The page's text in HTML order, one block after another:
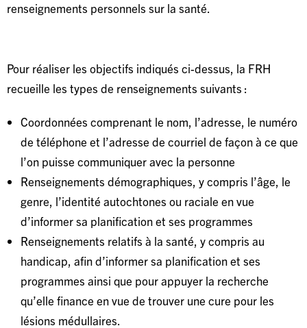
renseignements personnels sur la santé.
Pour réaliser les objectifs indiqués ci-dessus, la FRH
recueille les types de renseignements suivants :
Coordonnées comprenant le nom, l’adresse, le numéro
de téléphone et l’adresse de courriel de façon à ce que
l’on puisse communiquer avec la personne
Renseignements démographiques, y compris l’âge, le
genre, l’identité autochtones ou raciale en vue
d’informer sa planification et ses programmes
Renseignements relatifs à la santé, y compris au
handicap, afin d’informer sa planification et ses
programmes ainsi que pour appuyer la recherche
qu’elle finance en vue de trouver une cure pour les
lésions médullaires.